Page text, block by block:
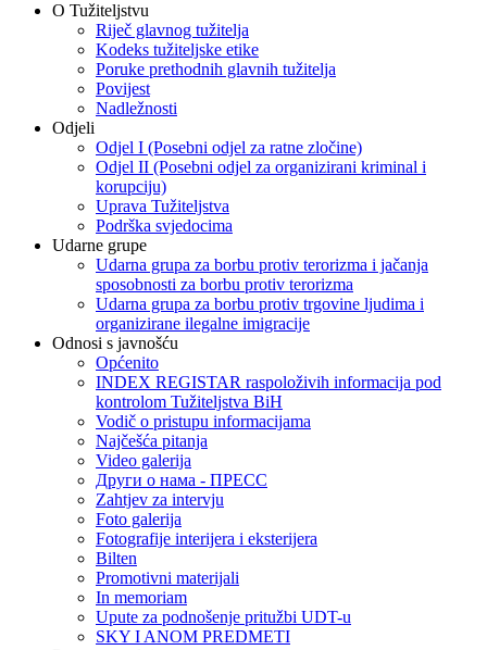
O Tužiteljstvu
Riječ glavnog tužitelja
Kodeks tužiteljske etike
Poruke prethodnih glavnih tužitelja
Povijest
Nadležnosti
Odjeli
Odjel I (Posebni odjel za ratne zločine)
Odjel II (Posebni odjel za organizirani kriminal i
korupciju)
Uprava Tužiteljstva
Podrška svjedocima
Udarne grupe
Udarna grupa za borbu protiv terorizma i jačanja
sposobnosti za borbu protiv terorizma
Udarna grupa za borbu protiv trgovine ljudima i
organizirane ilegalne imigracije
Odnosi s javnošću
Općenito
INDEX REGISTAR raspoloživih informacija pod
kontrolom Tužiteljstva BiH
Vodič o pristupu informacijama
Najčešća pitanja
Video galerija
Други о нама - ПРЕСC
Zahtjev za intervju
Foto galerija
Fotografije interijera i eksterijera
Bilten
Promotivni materijali
In memoriam
Upute za podnošenje pritužbi UDT-u
SKY I ANOM PREDMETI